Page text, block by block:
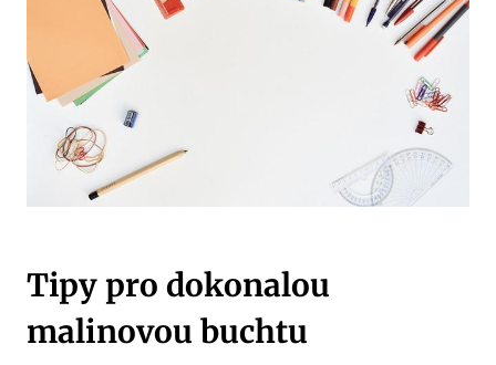
Tipy pro dokonalou
malinovou buchtu